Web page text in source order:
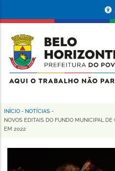
conteúdo
principal
da
Prefeitura
de
Horizonte
Trilha
de
navegação
INÍCIO - NOTÍCIAS -
NOVOS EDITAIS DO FUNDO MUNICIPAL
EM 2022